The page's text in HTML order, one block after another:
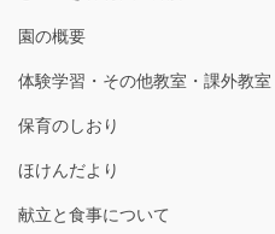
園の概要
体験学習・その他教室・課外教室
保育のしおり
ほけんだより
献立と食事について